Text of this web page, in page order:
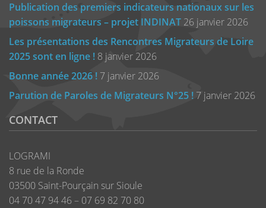
Publication des premiers indicateurs nationaux sur les
poissons migrateurs – projet INDINAT 26 janvier 2026
Les présentations des Rencontres Migrateurs de Loire
2025 sont en ligne ! 8 janvier 2026
Bonne année 2026 ! 7 janvier 2026
Parution de Paroles de Migrateurs N°25 ! 7 janvier 2026
CONTACT
LOGRAMI
8 rue de la Ronde
03500 Saint-Pourçain sur Sioule
04 70 47 94 46 – 07 69 82 70 80